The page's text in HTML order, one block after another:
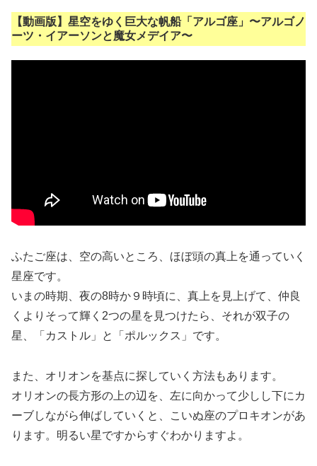
【動画版】星空をゆく巨大な帆船「アルゴ座」〜アルゴノ
ーツ・イアーソンと魔女メデイア〜
ふたご座は、空の高いところ、ほぼ頭の真上を通っていく
星座です。
いまの時期、夜の8時か９時頃に、真上を見上げて、仲良
くよりそって輝く2つの星を見つけたら、それが双子の
星、「カストル」と「ポルックス」です。
また、オリオンを基点に探していく方法もあります。
オリオンの長方形の上の辺を、左に向かって少しし下にカ
ーブしながら伸ばしていくと、こいぬ座のプロキオンがあ
ります。明るい星ですからすぐわかりますよ。